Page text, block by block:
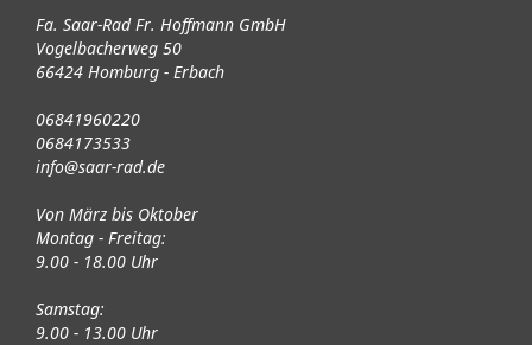
Fa. Saar-Rad Fr. Hoffmann GmbH
Vogelbacherweg 50
66424 Homburg - Erbach
06841960220
0684173533
info@saar-rad.de
Von März bis Oktober
Montag - Freitag:
9.00 - 18.00 Uhr
Samstag:
9.00 - 13.00 Uhr